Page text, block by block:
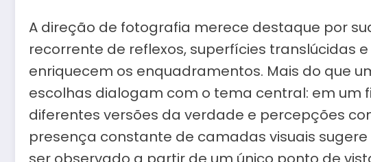
A direção de fotografia merece destaque por
recorrente de reflexos, superfícies translúcidas
enriquecem os enquadramentos. Mais do que
escolhas dialogam com o tema central: em um
diferentes versões da verdade e percepções
presença constante de camadas visuais